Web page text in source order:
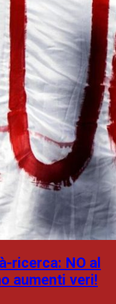
ricerca: NO al
aumenti veri!